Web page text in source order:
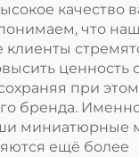
качество
что
ценность
при этом
бренда.
миниатюрные
ещё более